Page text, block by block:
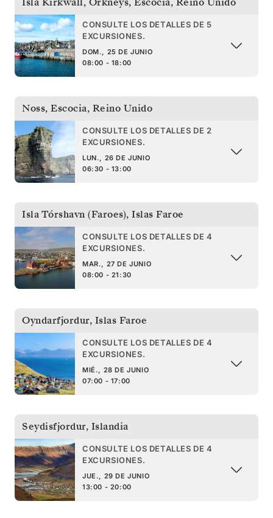
CONSULTE LOS DETALLES DE 5
EXCURSIONES.
DOM., 25 DE JUNIO
08:00 - 18:00
Noss, Escocia, Reino Unido
CONSULTE LOS DETALLES DE 2
EXCURSIONES.
LUN., 26 DE JUNIO
06:30 - 13:00
Isla Tórshavn (Faroes), Islas Faroe
CONSULTE LOS DETALLES DE 4
EXCURSIONES.
MAR., 27 DE JUNIO
08:00 - 21:30
Oyndarfjordur, Islas Faroe
CONSULTE LOS DETALLES DE 4
EXCURSIONES.
MIÉ., 28 DE JUNIO
07:00 - 17:00
Seydisfjordur, Islandia
CONSULTE LOS DETALLES DE 4
EXCURSIONES.
JUE., 29 DE JUNIO
13:00 - 20:00